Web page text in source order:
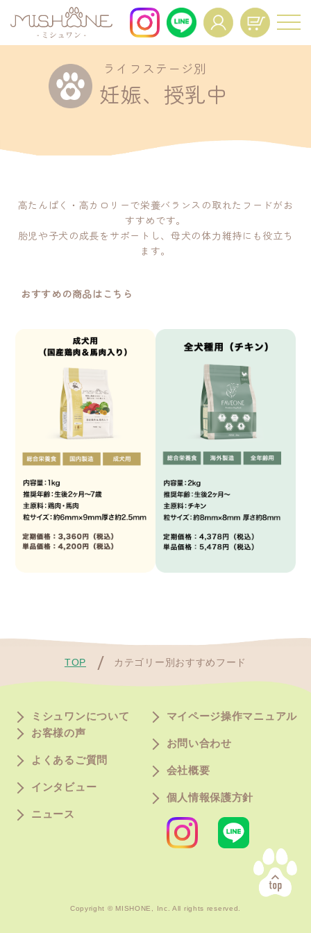
For All Dogs and All Life Stages.
Voice
FAQ Interview
News
Mypage Operation
Manual
マイページ操作マニュア
ル
Regular Service
Calculation
給与量計算
Company
Privacy Policy
個人情報保護方針
ライフステージ別
妊娠、授乳中
高たんぱく・高カロリーで栄養バランスの取れたフードがお
すすめです。
胎児や子犬の成長をサポートし、母犬の体力維持にも役立ち
ます。
おすすめの商品はこちら
TOP カテゴリー別おすすめフード
ミシュワンについて
お客様の声
よくあるご質問
インタビュー
ニュース
マイページ操作マニュアル
お問い合わせ
会社概要
個人情報保護方針
Copyright © MISHONE, Inc. All rights reserved.